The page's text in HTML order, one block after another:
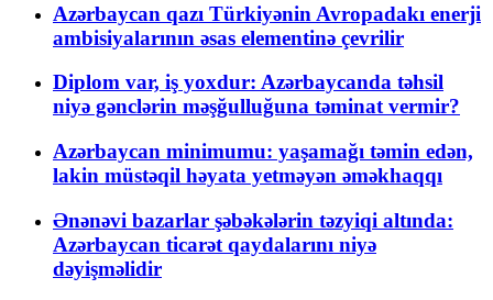
Azərbaycan qazı Türkiyənin Avropadakı enerji
ambisiyalarının əsas elementinə çevrilir
Diplom var, iş yoxdur: Azərbaycanda təhsil
niyə gənclərin məşğulluğuna təminat vermir?
Azərbaycan minimumu: yaşamağı təmin edən,
lakin müstəqil həyata yetməyən əməkhaqqı
Ənənəvi bazarlar şəbəkələrin təzyiqi altında:
Azərbaycan ticarət qaydalarını niyə
dəyişməlidir